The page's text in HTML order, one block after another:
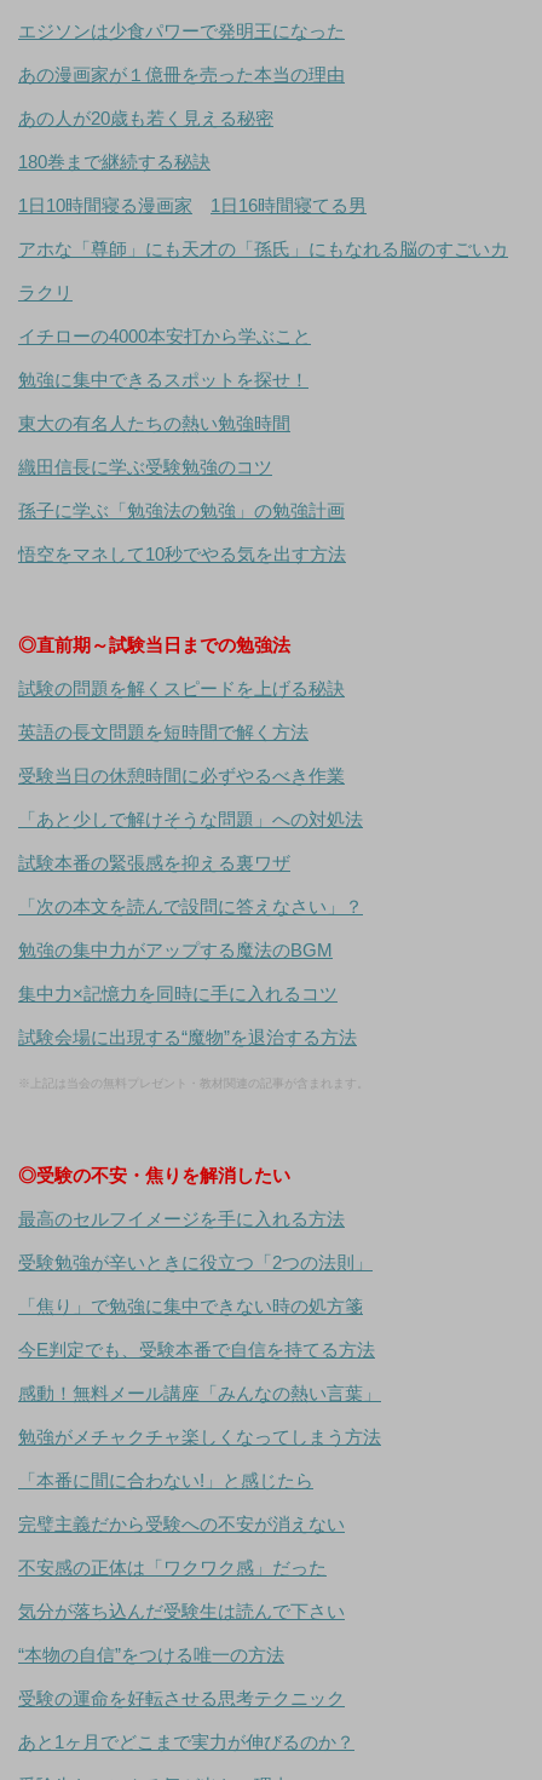
エジソンは少食パワーで発明王になった
あの漫画家が１億冊を売った本当の理由
あの人が20歳も若く見える秘密
180巻まで継続する秘訣
1日10時間寝る漫画家 1日16時間寝てる男
アホな「尊師」にも天才の「孫氏」にもなれる脳のすごいカ
ラクリ
イチローの4000本安打から学ぶこと
勉強に集中できるスポットを探せ！
東大の有名人たちの熱い勉強時間
織田信長に学ぶ受験勉強のコツ
孫子に学ぶ「勉強法の勉強」の勉強計画
悟空をマネして10秒でやる気を出す方法
◎直前期～試験当日までの勉強法
試験の問題を解くスピードを上げる秘訣
英語の長文問題を短時間で解く方法
受験当日の休憩時間に必ずやるべき作業
「あと少しで解けそうな問題」への対処法
試験本番の緊張感を抑える裏ワザ
「次の本文を読んで設問に答えなさい」？
勉強の集中力がアップする魔法のBGM
集中力×記憶力を同時に手に入れるコツ
試験会場に出現する“魔物”を退治する方法
※上記は当会の無料プレゼント・教材関連の記事が含まれます。
◎受験の不安・焦りを解消したい
最高のセルフイメージを手に入れる方法
受験勉強が辛いときに役立つ「2つの法則」
「焦り」で勉強に集中できない時の処方箋
今E判定でも、受験本番で自信を持てる方法
感動！無料メール講座「みんなの熱い言葉」
勉強がメチャクチャ楽しくなってしまう方法
「本番に間に合わない!」と感じたら
完璧主義だから受験への不安が消えない
不安感の正体は「ワクワク感」だった
気分が落ち込んだ受験生は読んで下さい
“本物の自信”をつける唯一の方法
受験の運命を好転させる思考テクニック
あと1ヶ月でどこまで実力が伸びるのか？